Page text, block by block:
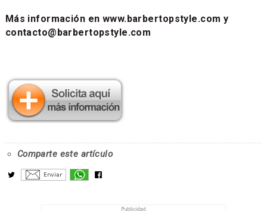
Más información en www.barbertopstyle.com y
contacto@barbertopstyle.com
Comparte este artículo